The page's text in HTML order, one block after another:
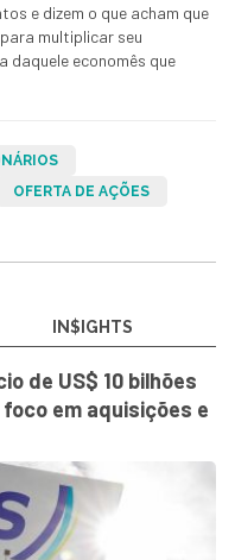
e dizem o que acham que
multiplicar seu
daquele economês que
OFERTA DE AÇÕES
IN$IGHTS
de US$ 10 bilhões
em aquisições e